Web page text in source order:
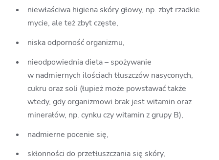
niewłaściwa higiena skóry głowy, np. zbyt rzadkie
mycie, ale też zbyt częste,
niska odporność organizmu,
nieodpowiednia dieta – spożywanie
w nadmiernych ilościach tłuszczów nasyconych,
cukru oraz soli (łupież może powstawać także
wtedy, gdy organizmowi brak jest witamin oraz
minerałów, np. cynku czy witamin z grupy B),
nadmierne pocenie się,
skłonności do przetłuszczania się skóry,